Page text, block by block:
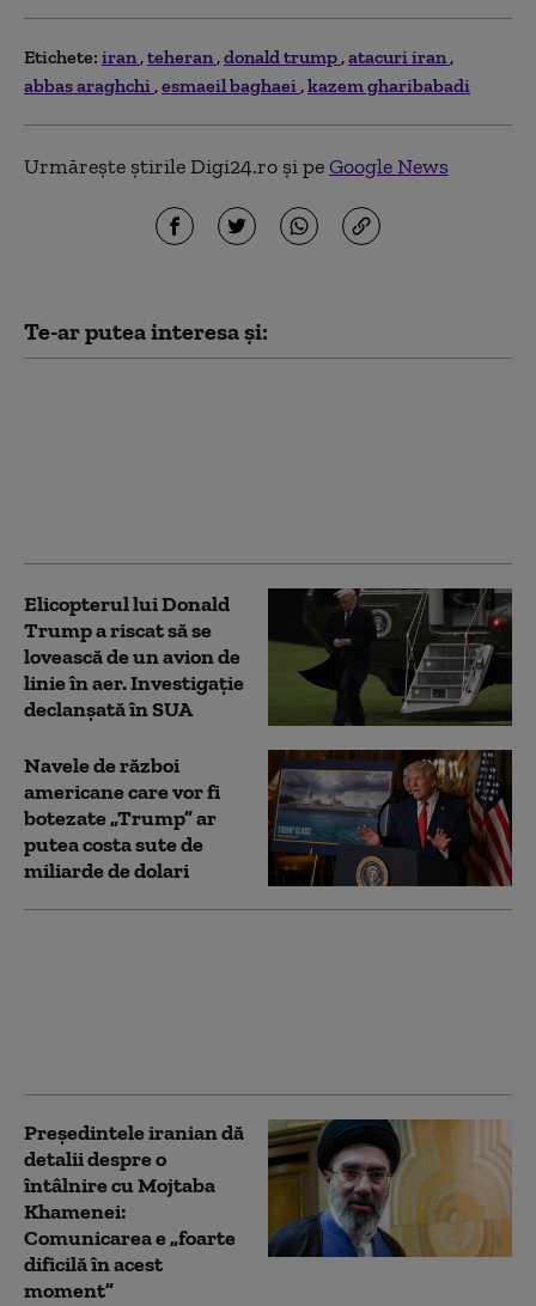
Etichete: iran teheran donald trump atacuri iran
abbas araghchi esmaeil baghaei kazem gharibabadi
Urmărește știrile Digi24.ro și peGoogle News
Te-ar putea interesa și:
Elicopterul lui Donald
Trump a riscat să se
lovească de un avion de
linie în aer. Investigație
declanșată în SUA
Navele de război
americane care vor fi
botezate „Trump” ar
putea costa sute de
miliarde de dolari
Preşedintele iranian dă
detalii despre o
întâlnire cu Mojtaba
Khamenei:
Comunicarea e „foarte
dificilă în acest
moment”